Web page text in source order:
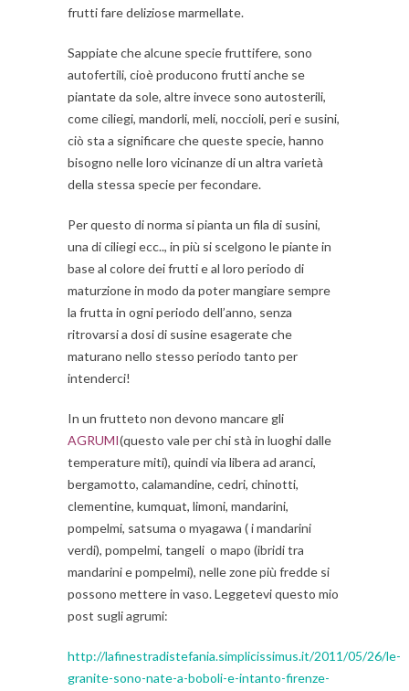
frutti fare deliziose marmellate.
Sappiate che alcune specie fruttifere, sono
autofertili, cioè producono frutti anche se
piantate da sole, altre invece sono autosterili,
come ciliegi, mandorli, meli, noccioli, peri e susini,
ciò sta a significare che queste specie, hanno
bisogno nelle loro vicinanze di un altra varietà
della stessa specie per fecondare.
Per questo di norma si pianta un fila di susini,
una di ciliegi ecc.., in più si scelgono le piante in
base al colore dei frutti e al loro periodo di
maturzione in modo da poter mangiare sempre
la frutta in ogni periodo dell’anno, senza
ritrovarsi a dosi di susine esagerate che
maturano nello stesso periodo tanto per
intenderci!
In un frutteto non devono mancare gli
AGRUMI(questo vale per chi stà in luoghi dalle
temperature miti), quindi via libera ad aranci,
bergamotto, calamandine, cedri, chinotti,
clementine, kumquat, limoni, mandarini,
pompelmi, satsuma o myagawa ( i mandarini
verdi), pompelmi, tangeli o mapo (ibridi tra
mandarini e pompelmi), nelle zone più fredde si
possono mettere in vaso. Leggetevi questo mio
post sugli agrumi:
http://lafinestradistefania.simplicissimus.it/2011/05/26/le-
granite-sono-nate-a-boboli-e-intanto-firenze-